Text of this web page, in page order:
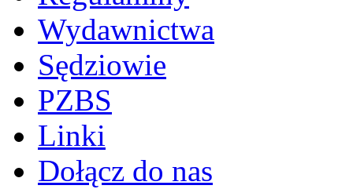
Wydawnictwa
Sędziowie
PZBS
Linki
Dołącz do nas